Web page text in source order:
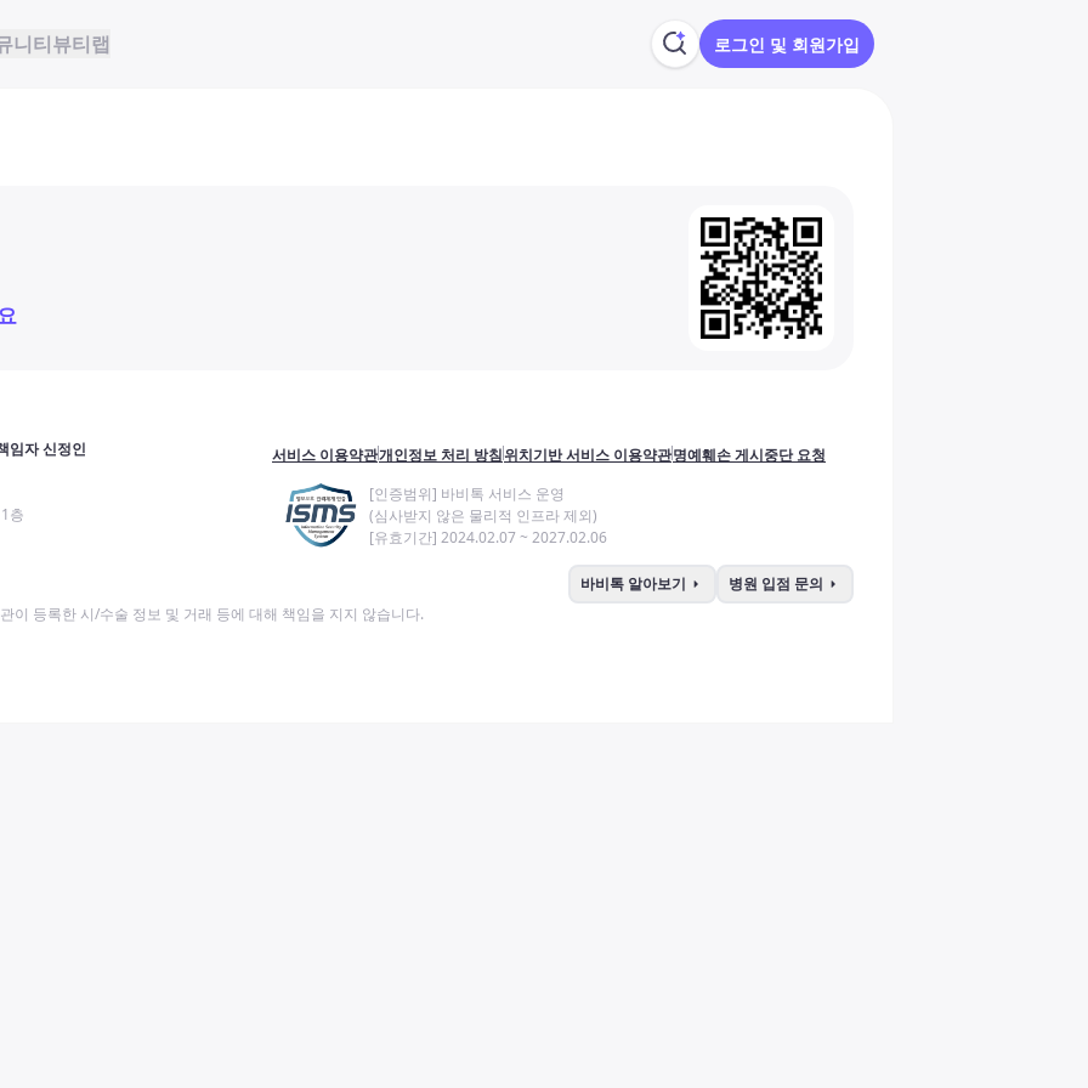
니티뷰티랩 로그인 및 회원가입
임자 신정인
층
서비스 이용약관개인정보 처리 방침위치기반 서비스 이용약관명예훼손 게시중단 요청
[인증범위] 바비톡 서비스 운영
(심사받지 않은 물리적 인프라 제외)
[유효기간] 2024.02.07 ~ 2027.02.06
바비톡 알아보기 arrow_right 병원 입점 문의 arrow_right
이 등록한 시/수술 정보 및 거래 등에 대해 책임을 지지 않습니다.